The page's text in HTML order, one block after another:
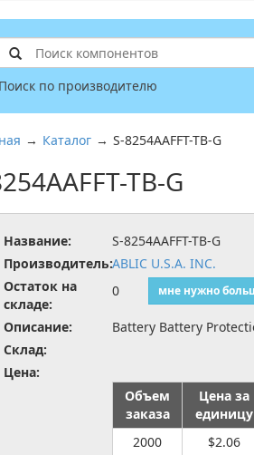
Поиск по производителю
→ Каталог → S-8254AAFFT-TB-G
TB-G
Название:
S-8254AAFFT-TB-G
Производитель:ABLIC U.S.A. INC.
Остаток на
складе:
0 мне нужно
Описание:
Battery Battery
Склад:
Цена:
Объем
заказа
Цена за
единицу
2000
$2.06